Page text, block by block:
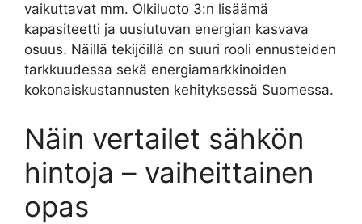
vaikuttavat mm. Olkiluoto 3:n lisäämä
kapasiteetti ja uusiutuvan energian kasvava
osuus. Näillä tekijöillä on suuri rooli ennusteiden
tarkkuudessa sekä energiamarkkinoiden
kokonaiskustannusten kehityksessä Suomessa.
Näin vertailet sähkön
hintoja – vaiheittainen
opas